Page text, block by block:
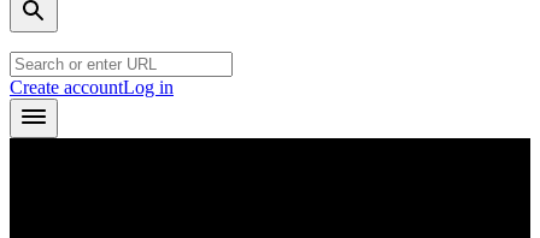
Create accountLog in